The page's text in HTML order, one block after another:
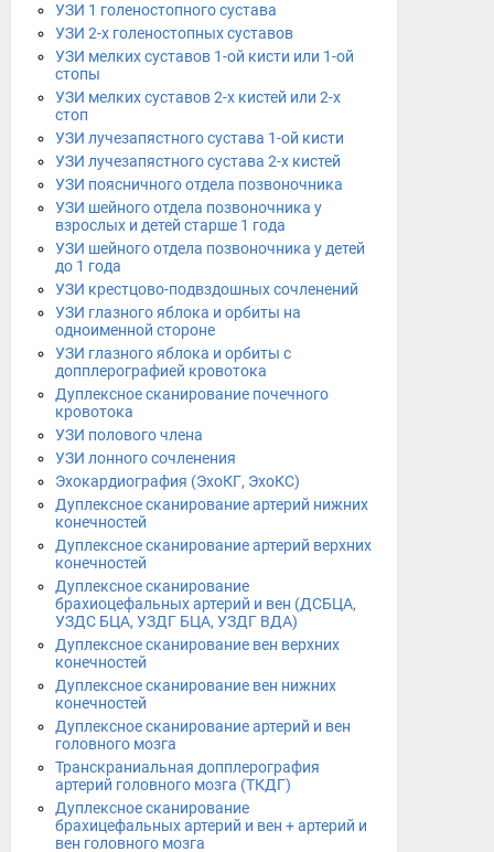
УЗИ 1 голеностопного сустава
УЗИ 2-х голеностопных суставов
УЗИ мелких суставов 1-ой кисти или 1-ой
стопы
УЗИ мелких суставов 2-х кистей или 2-х
стоп
УЗИ лучезапястного сустава 1-ой кисти
УЗИ лучезапястного сустава 2-х кистей
УЗИ поясничного отдела позвоночника
УЗИ шейного отдела позвоночника у
взрослых и детей старше 1 года
УЗИ шейного отдела позвоночника у детей
до 1 года
УЗИ крестцово-подвздошных сочленений
УЗИ глазного яблока и орбиты на
одноименной стороне
УЗИ глазного яблока и орбиты с
допплерографией кровотока
Дуплексное сканирование почечного
кровотока
УЗИ полового члена
УЗИ лонного сочленения
Эхокардиография (ЭхоКГ, ЭхоКС)
Дуплексное сканирование артерий нижних
конечностей
Дуплексное сканирование артерий верхних
конечностей
Дуплексное сканирование
брахиоцефальных артерий и вен (ДСБЦА,
УЗДС БЦА, УЗДГ БЦА, УЗДГ ВДА)
Дуплексное сканирование вен верхних
конечностей
Дуплексное сканирование вен нижних
конечностей
Дуплексное сканирование артерий и вен
головного мозга
Транскраниальная допплерография
артерий головного мозга (ТКДГ)
Дуплексное сканирование
брахицефальных артерий и вен + артерий и
вен головного мозга